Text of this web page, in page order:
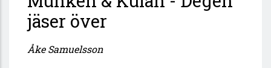
jäser över
Åke Samuelsson